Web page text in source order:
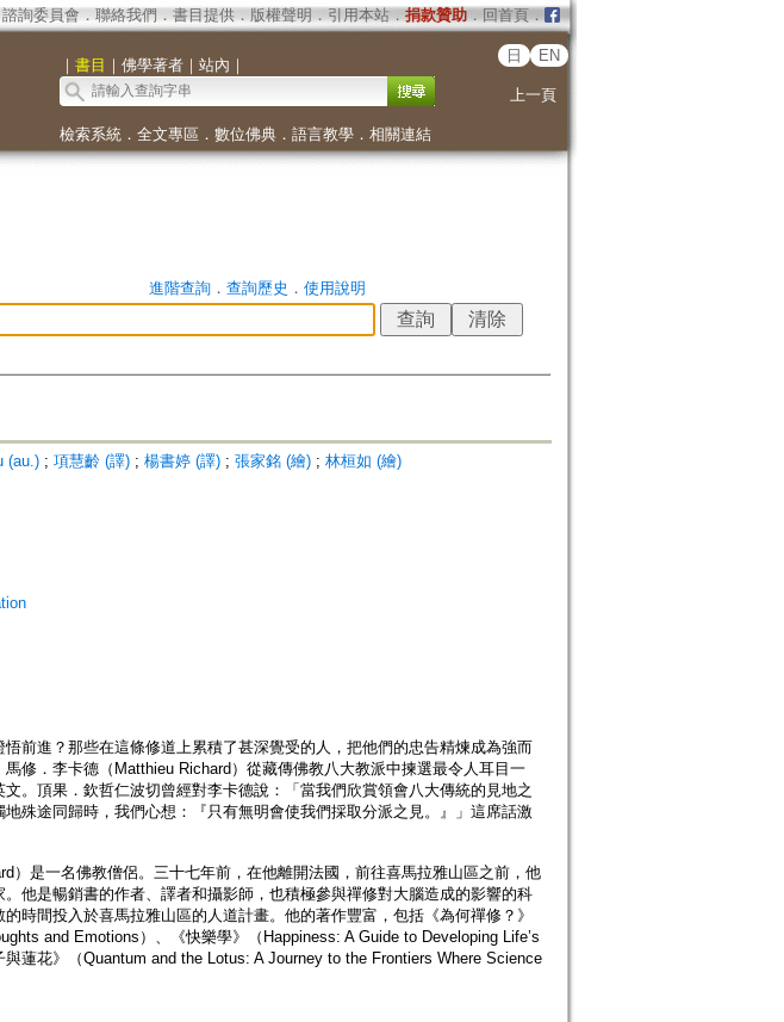
諮詢委員會． 聯絡我們 ． 書目提供． 版權聲明 ． 引用本站． 捐款贊助．回首頁．
｜ 書目 ｜ 佛學著者｜ 站內 ｜
日 EN
上一頁
檢索系統． 全文專區 ． 數位佛典． 語言教學． 相關連結
進階查詢． 查詢歷史 ． 使用說明
(au.); 項慧齡 (譯); 楊書婷 (譯); 張家銘 (繪); 林桓如 (繪)
悟前進？那些在這條修道上累積了甚深覺受的人，把他們的忠告精煉成為強而
修．李卡德（Matthieu Richard）從藏傳佛教八大教派中揀選最令人耳目一
。頂果．欽哲仁波切曾經對李卡德說：「當我們欣賞領會八大傳統的見地之
殊途同歸時，我們心想：『只有無明會使我們採取分派之見。』」這席話激
是一名佛教僧侶。三十七年前，在他離開法國，前往喜馬拉雅山區之前，他
他是暢銷書的作者、譯者和攝影師，也積極參與禪修對大腦造成的影響的科
時間投入於喜馬拉雅山區的人道計畫。他的著作豐富，包括《為何禪修？》
and Emotions）、《快樂學》（Happiness: A Guide to Developing Life’s
蓮花》（Quantum and the Lotus: A Journey to the Frontiers Where Science